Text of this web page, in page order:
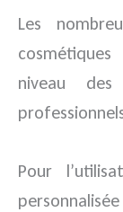
Les
niveau
Pour